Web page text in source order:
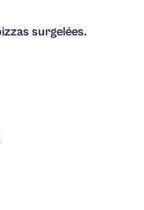
surgelées.